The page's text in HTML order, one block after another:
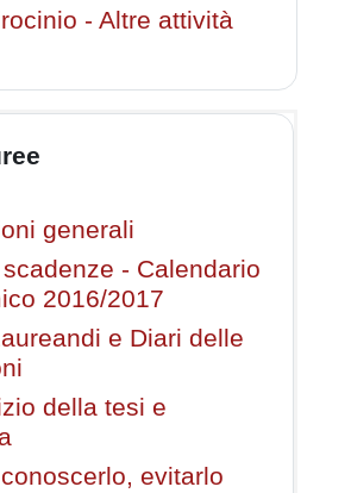
- Altre attività
generali
- Calendario
2016/2017
e Diari delle
della tesi e
evitarlo